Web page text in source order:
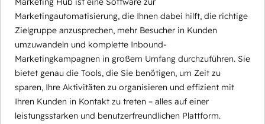
Marketingautomatisierung, die Ihnen dabei hilft, die richtige
Zielgruppe anzusprechen, mehr Besucher in Kunden
umzuwandeln und komplette Inbound-
Marketingkampagnen in großem Umfang durchzuführen. Sie
bietet genau die Tools, die Sie benötigen, um Zeit zu
sparen, Ihre Aktivitäten zu organisieren und effizient mit
Ihren Kunden in Kontakt zu treten – alles auf einer
leistungsstarken und benutzerfreundlichen Plattform.